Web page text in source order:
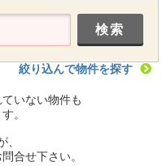
絞り込んで物件を探す
いない物件も
。
、
合せ下さい。